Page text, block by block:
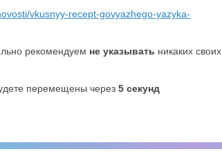
vkusnyy-recept-govyazhego-yazyka-
рекомендуем не указывать никаких своих
перемещены через 4 секунд